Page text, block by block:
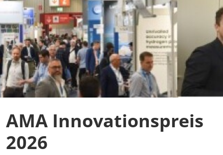
AMA Innovationspreis
2026
Aussteller
Produkt-